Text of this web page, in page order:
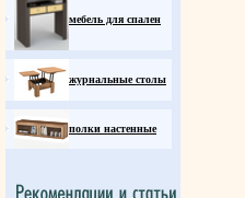
мебель для спален
журнальные столы
полки настенные